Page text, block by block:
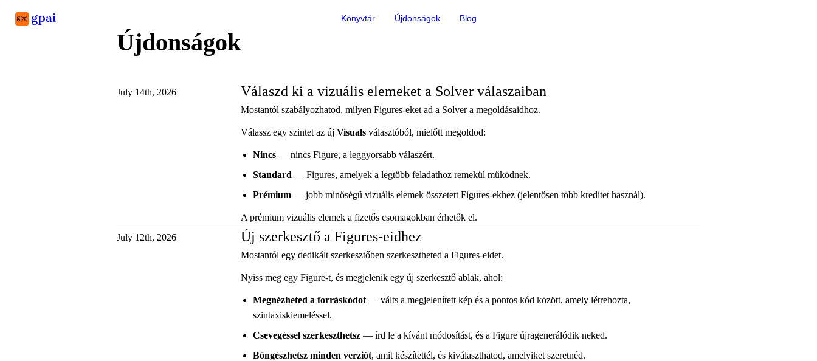
Könyvtár Újdonságok Blog
Újdonságok
July 14th, 2026 Válaszd ki a vizuális elemeket a Solver válaszaiban
Mostantól szabályozhatod, milyen Figures-eket ad a Solver a megoldásaidhoz.
Válassz egy szintet az új Visuals választóból, mielőtt megoldod:
Nincs — nincs Figure, a leggyorsabb válaszért.
Standard — Figures, amelyek a legtöbb feladathoz remekül működnek.
Prémium — jobb minőségű vizuális elemek összetett Figures-ekhez (jelentősen több kreditet használ).
A prémium vizuális elemek a fizetős csomagokban érhetők el.
July 12th, 2026
Új szerkesztő a Figures-eidhez
Mostantól egy dedikált szerkesztőben szerkesztheted a Figures-eidet.
Nyiss meg egy Figure-t, és megjelenik egy új szerkesztő ablak, ahol:
Megnézheted a forráskódot — válts a megjelenített kép és a pontos kód között, amely létrehozta,
szintaxiskiemeléssel.
Csevegéssel szerkeszthetsz — írd le a kívánt módosítást, és a Figure újragenerálódik neked.
Böngészhetsz minden verziót, amit készítettél, és kiválaszthatod, amelyiket szeretnéd.